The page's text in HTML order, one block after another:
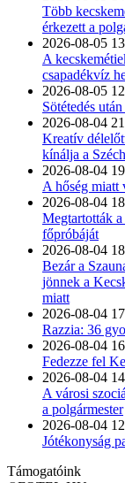
Több
érkezett a
2026-08-05
A
csapadékvíz
2026-08-05
Sötétedés
2026-08-04
Kreatív
kínálja a
2026-08-04
A hőség miatt
2026-08-04
Megtartották
főpróbáját
2026-08-04
Bezár a
jönnek a
miatt
2026-08-04
Razzia: 36
2026-08-04
Fedezze fel
2026-08-04
A városi
a polgármester
2026-08-04
Jótékonyság
Támogatóink